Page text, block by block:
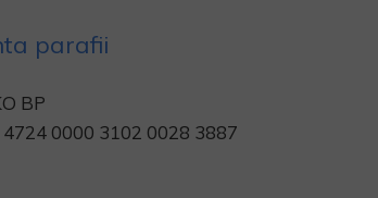
parafii
BP
0000 3102 0028 3887